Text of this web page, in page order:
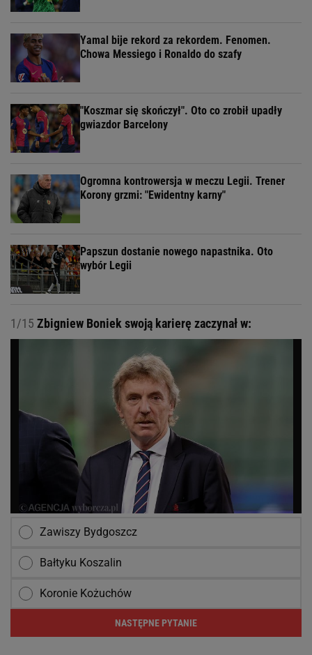
Yamal bije rekord za rekordem. Fenomen.
Chowa Messiego i Ronaldo do szafy
"Koszmar się skończył". Oto co zrobił upadły
gwiazdor Barcelony
Ogromna kontrowersja w meczu Legii. Trener
Korony grzmi: "Ewidentny karny"
Papszun dostanie nowego napastnika. Oto
wybór Legii
1/15 Zbigniew Boniek swoją karierę zaczynał w:
Zawiszy Bydgoszcz
Bałtyku Koszalin
Koronie Kożuchów
NASTĘPNE PYTANIE